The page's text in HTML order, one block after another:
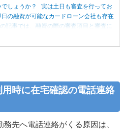
でしょうか？ 実は土日も審査を行ってお
日の融資が可能なカードローン会社も存在
記事では、融資の際の審査項目と審査に
ン会社をご紹介します。
時に在宅確認の電話連絡
先へ電話連絡がくる原因は、